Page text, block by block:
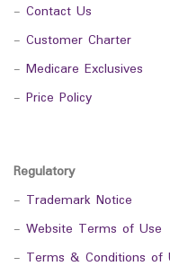
- Contact Us
- Customer Charter
- Medicare Exclusives
- Price Policy
Regulatory
- Trademark Notice
- Website Terms of Use
- Terms & Conditions of